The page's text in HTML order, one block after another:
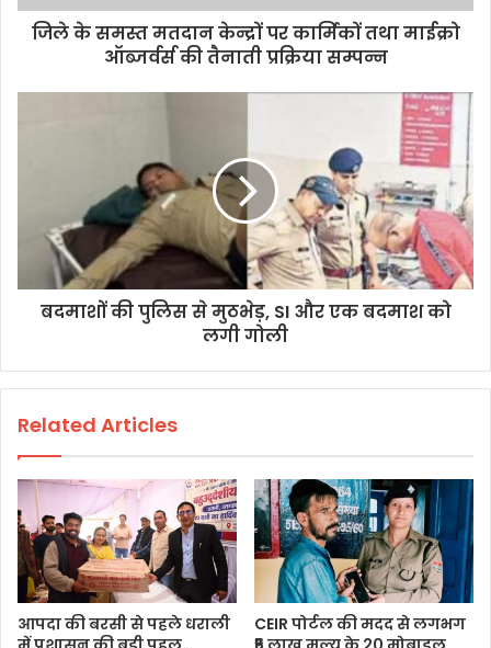
जिले के समस्त मतदान केन्द्रों पर कार्मिकों तथा माईक्रो
ऑब्जर्वर्स की तैनाती प्रक्रिया सम्पन्न
बदमाशों की पुलिस से मुठभेड़, SI और एक बदमाश को
लगी गोली
Related Articles
आपदा की बरसी से पहले धराली
CEIR पोर्टल की मदद से लगभग